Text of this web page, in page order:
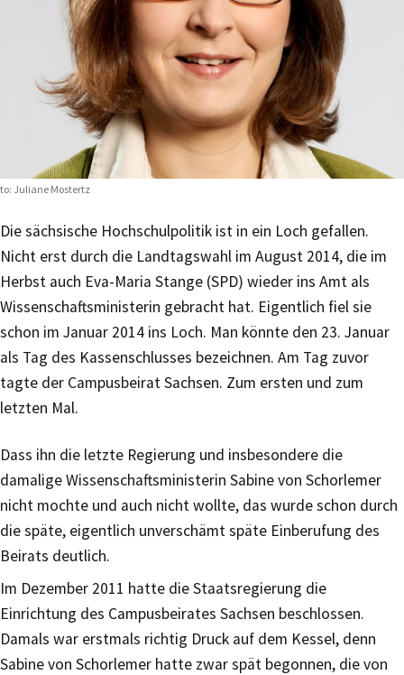
Juliane Mostertz
Die sächsische Hochschulpolitik ist in ein Loch gefallen.
Nicht erst durch die Landtagswahl im August 2014, die im
Herbst auch Eva-Maria Stange (SPD) wieder ins Amt als
Wissenschaftsministerin gebracht hat. Eigentlich fiel sie
schon im Januar 2014 ins Loch. Man könnte den 23. Januar
als Tag des Kassenschlusses bezeichnen. Am Tag zuvor
tagte der Campusbeirat Sachsen. Zum ersten und zum
letzten Mal.
Dass ihn die letzte Regierung und insbesondere die
damalige Wissenschaftsministerin Sabine von Schorlemer
nicht mochte und auch nicht wollte, das wurde schon durch
die späte, eigentlich unverschämt späte Einberufung des
Beirats deutlich.
Im Dezember 2011 hatte die Staatsregierung die
Einrichtung des Campusbeirates Sachsen beschlossen.
Damals war erstmals richtig Druck auf dem Kessel, denn
Sabine von Schorlemer hatte zwar spät begonnen, die von